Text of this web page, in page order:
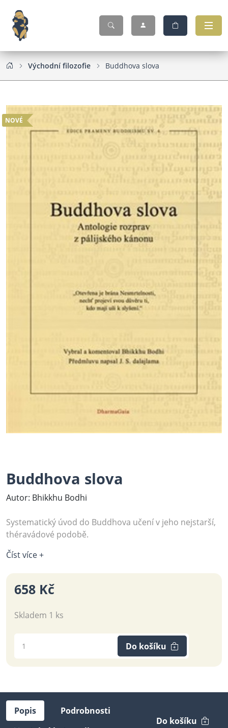
Východní filozofie Buddhova slova
NOVÉ
Buddhova slova
Autor: Bhikkhu Bodhi
Systematický úvod do Buddhova učení v jeho nejstarší,
théravádové podobě.
Číst více +
658 Kč
Skladem 1 ks
Do košíku
Popis
Podrobnosti
Do košíku